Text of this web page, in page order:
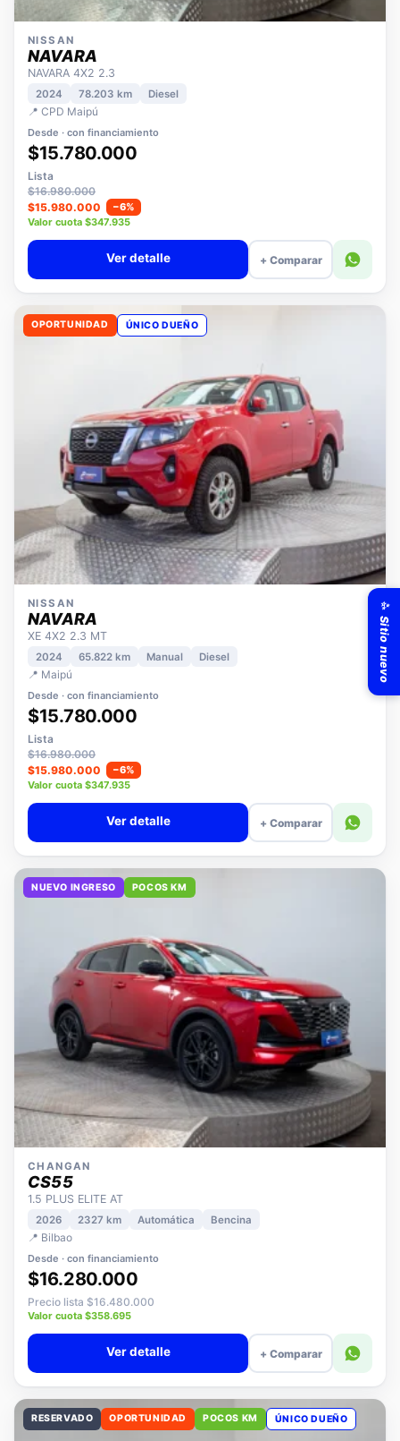
NISSAN
NAVARA
NAVARA 4X2 2.3
2024 78.203 km
📍 CPD Maipú
Desde · con financiamiento
$15.780.000
Lista
$16.980.000
$15.980.000
−6%
Valor cuota $347.935
+ Comparar
OPORTUNIDAD
NISSAN
NAVARA
XE 4X2 2.3 MT
2024
📍 Maipú
Desde · con financiamiento
$15.780.000
Lista
$16.980.000
$15.980.000
−6%
Valor cuota $347.935
+ Comparar
CHANGAN
CS55
1.5 PLUS ELITE AT
2026
📍 Bilbao
Desde · con financiamiento
$16.280.000
Precio lista $16.480.000
Valor cuota $358.695
+ Comparar
RESERVADO OPORTUNIDAD POCOS KM
✨ Sitio nuevo